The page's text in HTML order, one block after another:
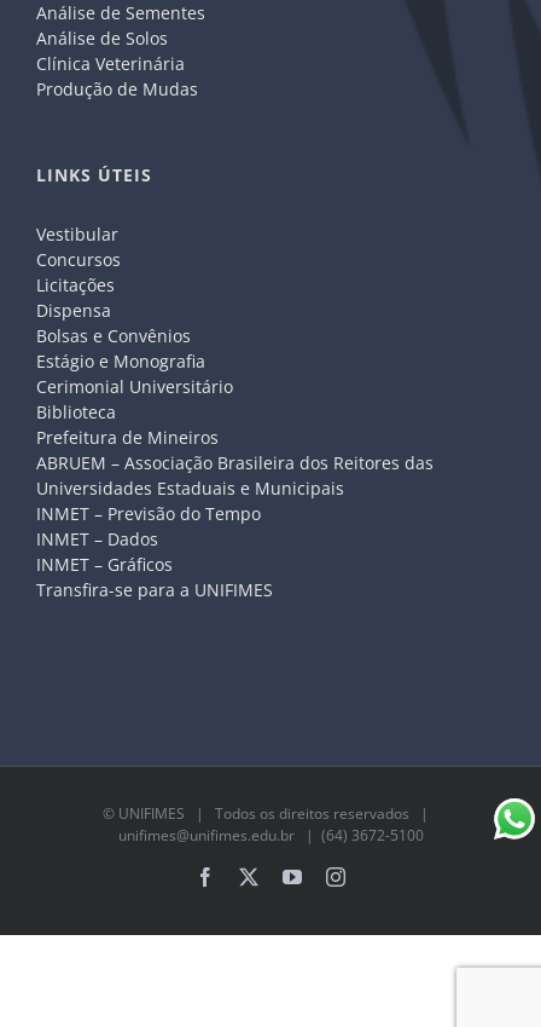
Análise de Sementes
Análise de Solos
Clínica Veterinária
Produção de Mudas
LINKS ÚTEIS
Vestibular
Concursos
Licitações
Dispensa
Bolsas e Convênios
Estágio e Monografia
Cerimonial Universitário
Biblioteca
Prefeitura de Mineiros
ABRUEM – Associação Brasileira dos Reitores das
Universidades Estaduais e Municipais
INMET – Previsão do Tempo
INMET – Dados
INMET – Gráficos
Transfira-se para a UNIFIMES
© UNIFIMES | Todos os direitos reservados |
unifimes@unifimes.edu.br| (64) 3672-5100
Facebook YouTubeInstagram